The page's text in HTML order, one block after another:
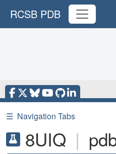
RCSB PDB
☰ Navigation Tabs
8UIQ |